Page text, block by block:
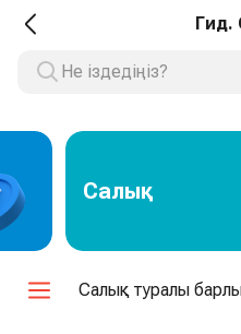
Гид.
Салық
Салық туралы